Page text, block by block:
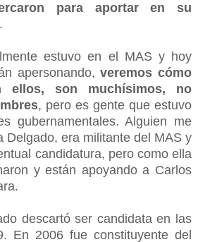
para aportar en su
.
estuvo en el MAS y hoy
apersonando,veremos cómo
ellos, son muchísimos, no
, pero es gente que estuvo
gubernamentales. Alguien me
Delgado, era militante del MAS y
candidatura, pero como ella
y están apoyando a Carlos
descartó ser candidata en las
En 2006 fue constituyente del